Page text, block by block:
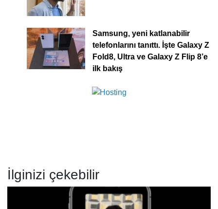
Samsung, yeni katlanabilir
telefonlarını tanıttı. İşte Galaxy Z
Fold8, Ultra ve Galaxy Z Flip 8’e
ilk bakış
İlginizi çekebilir